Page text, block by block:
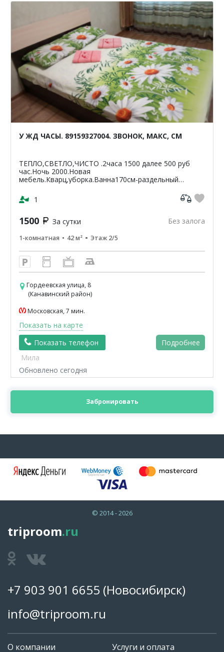
У ЖД ЧАСЫ. 89159327004. ЗВОНОК, МАКС, СМ
ТЕПЛО,СВЕТЛО,ЧИСТО .2часа 1500 далее 500 руб
час.Ночь 2000.Новая
мебель.Кварц,уборка.Ванна170см-раздельный
кв-42м2.ЦУМ,Шайба,Аптеки,банкомат-Сбербанк
ВТБ,Пятерочка.Чи...
1
1500 За сутки Без залога
1-комнатная 42 м² Этаж 2/5
Гордеевская улица, 8
(Канавинский район)
Московская, 7 мин.
Показать на карте
Показать телефон
Подробнее
Мила
Обновлено сегодня
Забронировать
© 2014 - 2026
triproom.ru
+7 903 901 6655 (Новосибирск)
info@triproom.ru
О компании Услуги и оплата